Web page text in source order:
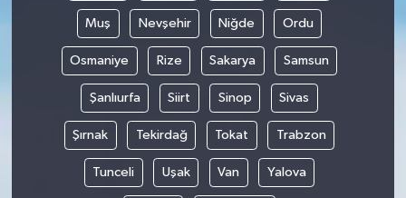
Muş Nevşehir Niğde Ordu
Osmaniye Rize Sakarya Samsun
Şanlıurfa Siirt Sinop Sivas
Şırnak Tekirdağ Tokat Trabzon
Tunceli Uşak Van Yalova